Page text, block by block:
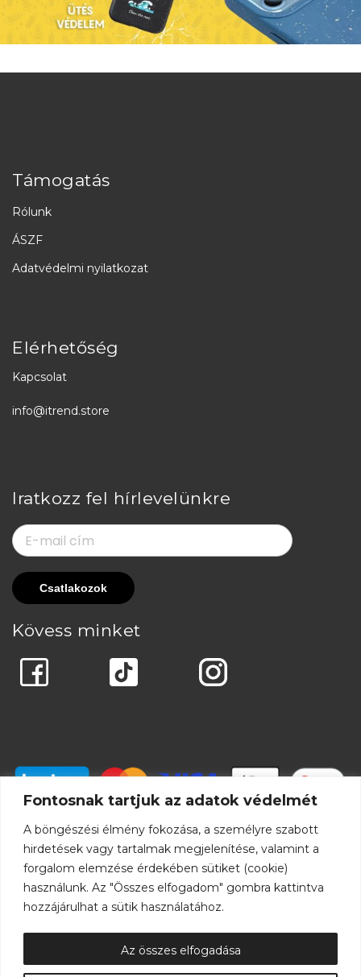
Fontosnak tartjuk az adatok védelmét
A böngészési élmény fokozása, a személyre szabott
hirdetések vagy tartalmak megjelenítése, valamint a
forgalom elemzése érdekében sütiket (cookie)
használunk. Az "Összes elfogadom" gombra kattintva
hozzájárulhat a sütik használatához.
Az összes elfogadása
Támogatás
Rólunk
ÁSZF
Adatvédelmi nyilatkozat
Elérhetőség
Kapcsolat
info@itrend.store
Iratkozz fel hírlevelünkre
Kövess minket